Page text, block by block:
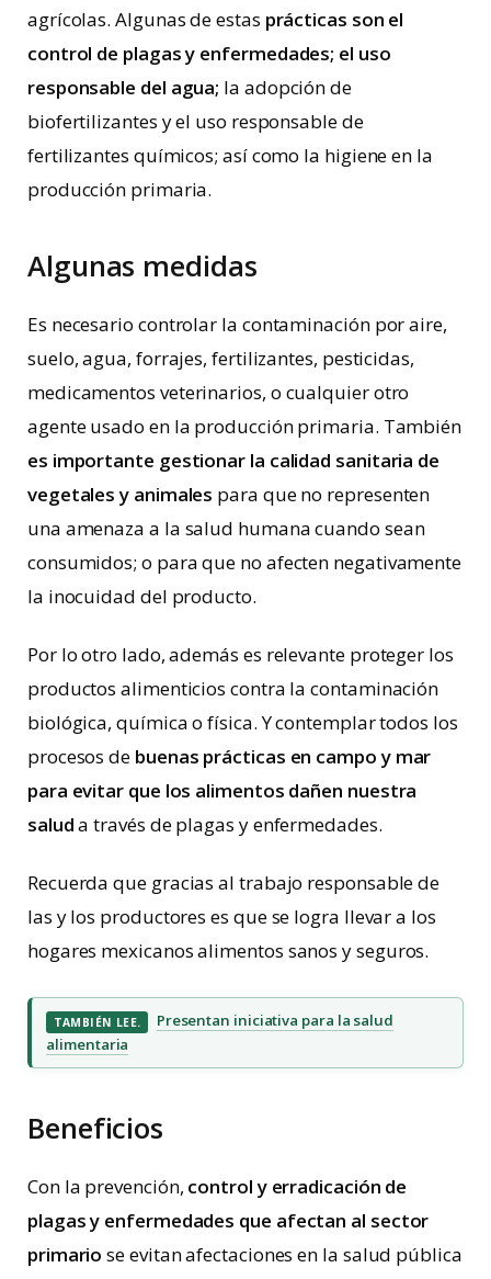
agrícolas. Algunas de estas prácticas son el
control de plagas y enfermedades; el uso
responsable del agua; la adopción de
biofertilizantes y el uso responsable de
fertilizantes químicos; así como la higiene en la
producción primaria.
Algunas medidas
Es necesario controlar la contaminación por aire,
suelo, agua, forrajes, fertilizantes, pesticidas,
medicamentos veterinarios, o cualquier otro
agente usado en la producción primaria. También
es importante gestionar la calidad sanitaria de
vegetales y animales para que no representen
una amenaza a la salud humana cuando sean
consumidos; o para que no afecten negativamente
la inocuidad del producto.
Por lo otro lado, además es relevante proteger los
productos alimenticios contra la contaminación
biológica, química o física. Y contemplar todos los
procesos de buenas prácticas en campo y mar
para evitar que los alimentos dañen nuestra
saluda través de plagas y enfermedades.
Recuerda que gracias al trabajo responsable de
las y los productores es que se logra llevar a los
hogares mexicanos alimentos sanos y seguros.
TAMBIÉN LEE.
Presentan iniciativa para la salud
alimentaria
Beneficios
Con la prevención, control y erradicación de
plagas y enfermedades que afectan al sector
primario se evitan afectaciones en la salud pública